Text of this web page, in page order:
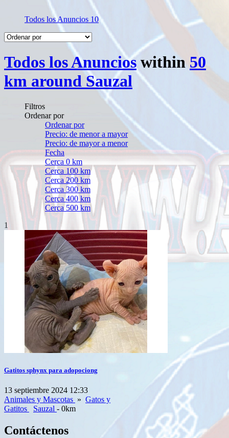
Todos los Anuncios 10
Todos los Anuncios within50
km around Sauzal
Filtros
Ordenar por
Ordenar por
Precio: de menor a mayor
Precio: de mayor a menor
Fecha
Cerca 0 km
Cerca 100 km
Cerca 200 km
Cerca 300 km
Cerca 400 km
Cerca 500 km
1
Gatitos sphynx para adopociong
13 septiembre 2024 12:33
Animales y Mascotas » Gatos y
Gatitos
Sauzal - 0km
Contáctenos